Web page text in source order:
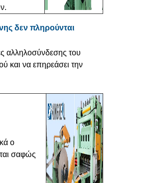
δεν πληρούνται
αλληλοσύνδεσης του
και να επηρεάσει την
ο
σαφώς